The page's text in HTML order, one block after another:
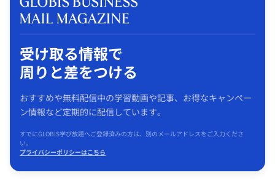
受け取る情報で
周りと差をつける
おすすめや無料配信中の学習動画や記事、お得なキャンペー
ン情報など定期的に配信しています。
すでにGLOBIS学び放題へご登録済みの方は、別のメールアドレスをご入力くださ
い。
プライバシーポリシーはこちら